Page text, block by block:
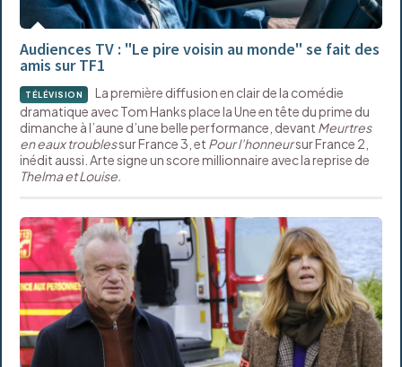
Audiences TV : "Le pire voisin au monde" se fait des
amis sur TF1
TÉLÉVISION
La première diffusion en clair de la comédie
dramatique avec Tom Hanks place la Une en tête du prime du
dimanche à l’aune d’une belle performance, devant Meurtres
en eaux troublessur France 3, et Pour l’honneursur France 2,
inédit aussi. Arte signe un score millionnaire avec la reprise de
Thelma et Louise.